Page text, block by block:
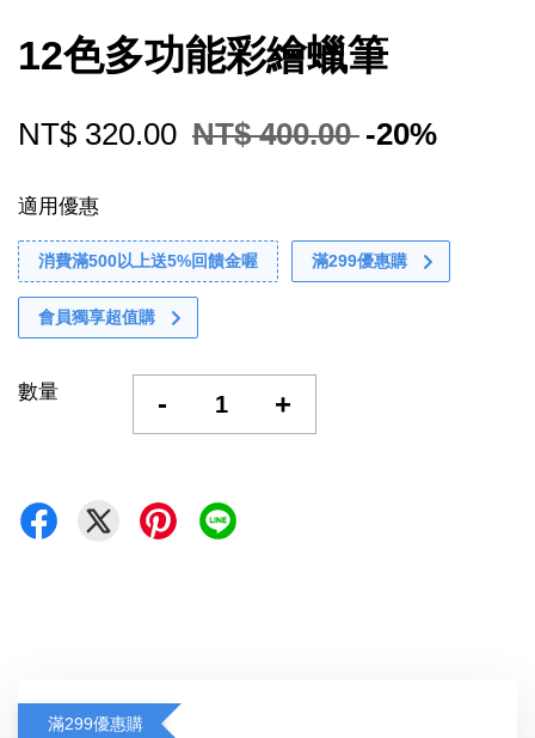
12色多功能彩繪蠟筆
NT$ 320.00 NT$ 400.00 -20%
適用優惠
消費滿500以上送5%回饋金喔 滿299優惠購
會員獨享超值購
數量 - +
滿299優惠購